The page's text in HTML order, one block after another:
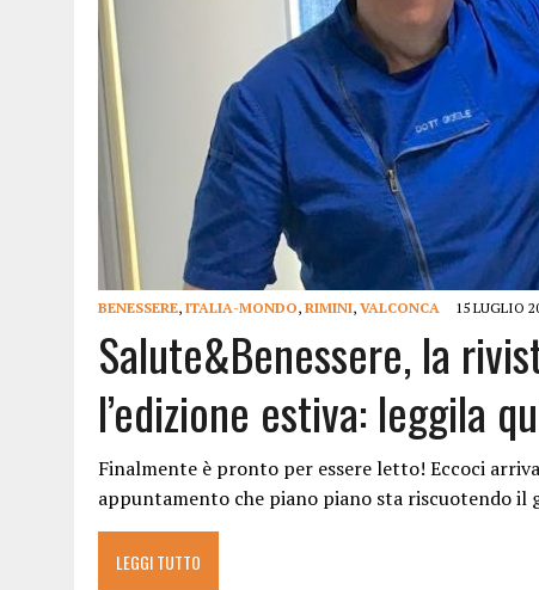
A CATTOLICA APRE “RAVEN”: IL PRIMO “DRINK
BENESSERE, ITALIA-MONDO, RIMINI, VALCONCA 15 LUGLIO
Salute&Benessere, la
l’edizione estiva: leggila
Finalmente è pronto per essere letto! Eccoci
appuntamento che piano piano sta riscuotendo
LEGGI TUTTO